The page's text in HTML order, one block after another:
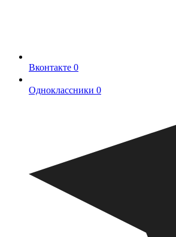
Вконтакте 0
Одноклассники 0